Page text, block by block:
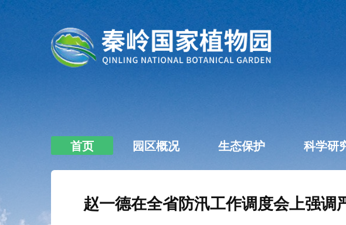
首页 园区概况 生态保护 科学研
赵一德在全省防汛工作调度会上强